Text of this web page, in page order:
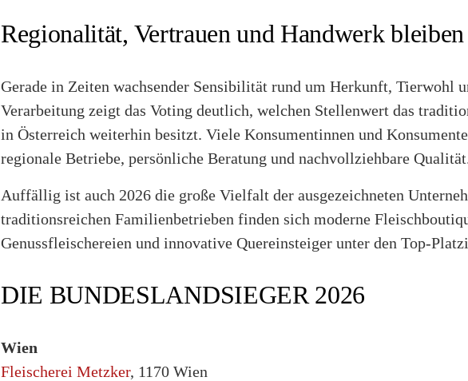
Regionalität, Vertrauen und Handwerk
Gerade in Zeiten wachsender Sensibilität rund um Herkunft, Tierwohl
Verarbeitung zeigt das Voting deutlich, welchen Stellenwert das
in Österreich weiterhin besitzt. Viele Konsumentinnen und
regionale Betriebe, persönliche Beratung und nachvollziehbare
Auffällig ist auch 2026 die große Vielfalt der ausgezeichneten
traditionsreichen Familienbetrieben finden sich moderne
Genussfleischereien und innovative Quereinsteiger unter den Top-
DIE BUNDESLANDSIEGER 2026
Wien
Fleischerei Metzker, 1170 Wien